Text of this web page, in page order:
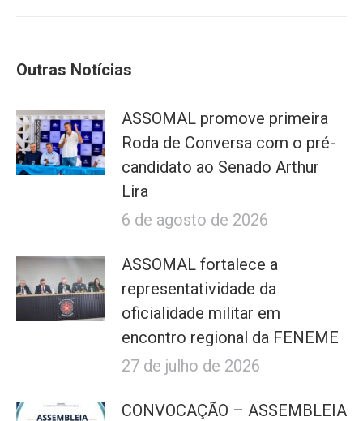
Outras Notícias
ASSOMAL promove primeira
Roda de Conversa com o pré-
candidato ao Senado Arthur
Lira
6 de agosto de 2026
ASSOMAL fortalece a
representatividade da
oficialidade militar em
encontro regional da FENEME
27 de julho de 2026
CONVOCAÇÃO – ASSEMBLEIA